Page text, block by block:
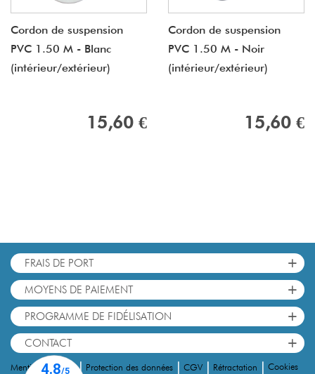
Cordon de suspension
PVC 1.50 M - Blanc
(intérieur/extérieur)
15,60 €
Cordon de suspension
PVC 1.50 M - Noir
(intérieur/extérieur)
15,60 €
FRAIS DE PORT +
MOYENS DE PAIEMENT +
PROGRAMME DE FIDÉLISATION +
CONTACT +
Mentions Légales| Protection des données | CGV | Rétractation | Cookies